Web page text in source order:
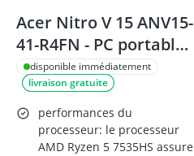
Acer Nitro V 15 ANV15-
41-R4FN - PC portable
gaming 15.6'' FHD
165Hz, RTX 4050,
Ryzen 5 7535HS, 16 Go
RAM, 512 Go SSD,
disponible immédiatement
livraison gratuite
performances du
processeur: le processeur
AMD Ryzen 5 7535HS assure